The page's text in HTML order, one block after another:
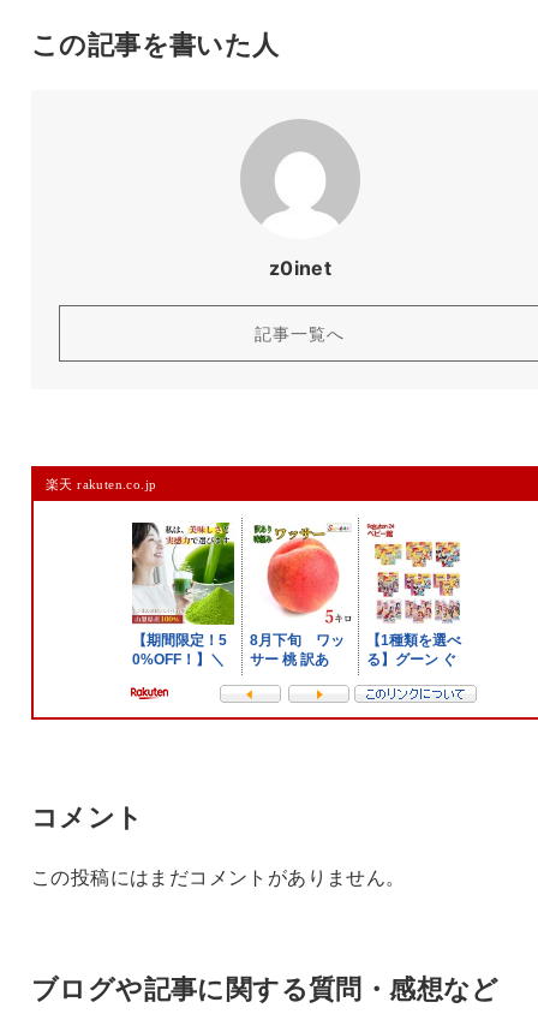
この記事を書いた人
z0inet
記事一覧へ
楽天 rakuten.co.jp
コメント
この投稿にはまだコメントがありません。
ブログや記事に関する質問・感想など